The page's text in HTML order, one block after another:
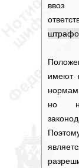
ввоз
имеют
но